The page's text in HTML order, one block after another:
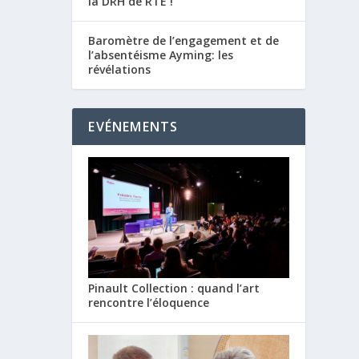
Baromètre de l’engagement et de
l’absentéisme Ayming: les
révélations
EVÉNEMENTS
Pinault Collection : quand l’art
rencontre l’éloquence